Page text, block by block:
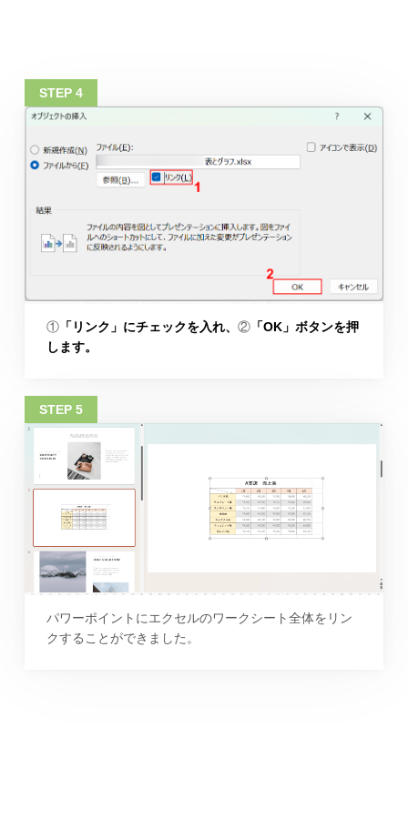
①「リンク」にチェックを入れ、 ②「OK」ボタンを押
します。
パワーポイントにエクセルのワークシート全体をリン
クすることができました。